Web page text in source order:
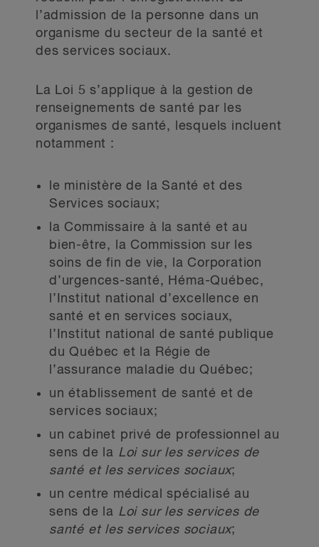
l’admission de la personne dans un
organisme du secteur de la santé et
des services sociaux.
La Loi 5 s’applique à la gestion de
renseignements de santé par les
organismes de santé, lesquels incluent
notamment :
le ministère de la Santé et des
Services sociaux;
la Commissaire à la santé et au
bien-être, la Commission sur les
soins de fin de vie, la Corporation
d’urgences-santé, Héma-Québec,
l’Institut national d’excellence en
santé et en services sociaux,
l’Institut national de santé publique
du Québec et la Régie de
l’assurance maladie du Québec;
un établissement de santé et de
services sociaux;
un cabinet privé de professionnel au
sens de la Loi sur les services de
santé et les services sociaux;
un centre médical spécialisé au
sens de la Loi sur les services de
santé et les services sociaux;